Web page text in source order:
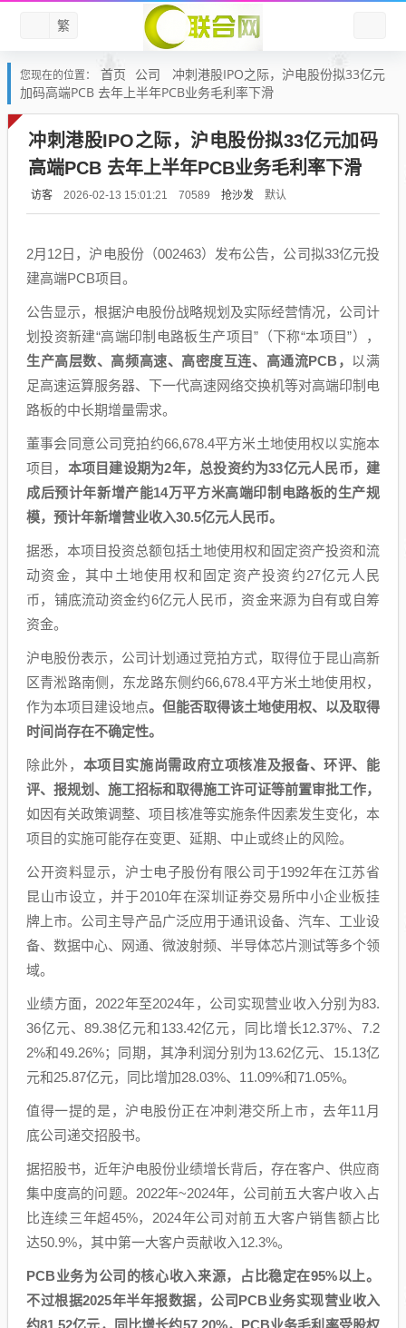
繁
您现在的位置： 首页 公司
冲刺港股IPO之际，沪电股份拟33亿元
加码高端PCB 去年上半年PCB业务毛利率下滑
冲刺港股IPO之际，沪电股份拟33亿元加码
高端PCB 去年上半年PCB业务毛利率下滑
访客 2026-02-13 15:01:21 70589 抢沙发 默认
2月12日，沪电股份（002463）发布公告，公司拟33亿元投
建高端PCB项目。
公告显示，根据沪电股份战略规划及实际经营情况，公司计
划投资新建“高端印制电路板生产项目”（下称“本项目”），
生产高层数、高频高速、高密度互连、高通流PCB， 以满
足高速运算服务器、下一代高速网络交换机等对高端印制电
路板的中长期增量需求。
董事会同意公司竞拍约66,678.4平方米土地使用权以实施本
项目， 本项目建设期为2年，总投资约为33亿元人民币，建
成后预计年新增产能14万平方米高端印制电路板的生产规
模，预计年新增营业收入30.5亿元人民币。
据悉，本项目投资总额包括土地使用权和固定资产投资和流
动资金，其中土地使用权和固定资产投资约27亿元人民
币，铺底流动资金约6亿元人民币，资金来源为自有或自筹
资金。
沪电股份表示，公司计划通过竞拍方式，取得位于昆山高新
区青淞路南侧，东龙路东侧约66,678.4平方米土地使用权，
作为本项目建设地点。但能否取得该土地使用权、以及取得
时间尚存在不确定性。
除此外， 本项目实施尚需政府立项核准及报备、环评、能
评、报规划、施工招标和取得施工许可证等前置审批工作，
如因有关政策调整、项目核准等实施条件因素发生变化，本
项目的实施可能存在变更、延期、中止或终止的风险。
公开资料显示，沪士电子股份有限公司于1992年在江苏省
昆山市设立，并于2010年在深圳证券交易所中小企业板挂
牌上市。公司主导产品广泛应用于通讯设备、汽车、工业设
备、数据中心、网通、微波射频、半导体芯片测试等多个领
域。
业绩方面，2022年至2024年，公司实现营业收入分别为83.
36亿元、89.38亿元和133.42亿元，同比增长12.37%、7.2
2%和49.26%；同期，其净利润分别为13.62亿元、15.13亿
元和25.87亿元，同比增加28.03%、11.09%和71.05%。
值得一提的是，沪电股份正在冲刺港交所上市，去年11月
底公司递交招股书。
据招股书，近年沪电股份业绩增长背后，存在客户、供应商
集中度高的问题。2022年~2024年，公司前五大客户收入占
比连续三年超45%，2024年公司对前五大客户销售额占比
达50.9%，其中第一大客户贡献收入12.3%。
PCB业务为公司的核心收入来源，占比稳定在95%以上。
不过根据2025年半年报数据，公司PCB业务实现营业收入
约81.52亿元，同比增长约57.20%，PCB业务毛利率受股权